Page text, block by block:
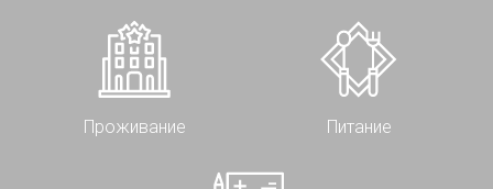
Проживание Питание